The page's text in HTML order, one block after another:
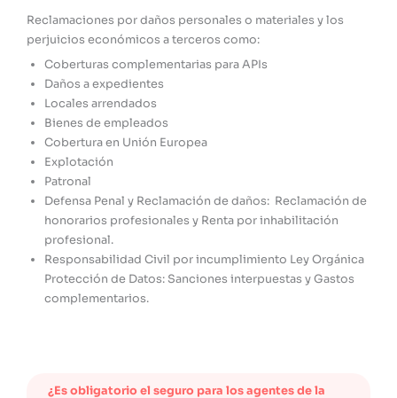
Reclamaciones por daños personales o materiales y los
perjuicios económicos a terceros como:
Coberturas complementarias para APIs
Daños a expedientes
Locales arrendados
Bienes de empleados
Cobertura en Unión Europea
Explotación
Patronal
Defensa Penal y Reclamación de daños: Reclamación de
honorarios profesionales y Renta por inhabilitación
profesional.
Responsabilidad Civil por incumplimiento Ley Orgánica
Protección de Datos: Sanciones interpuestas y Gastos
complementarios.
¿Es obligatorio el seguro para los agentes de la